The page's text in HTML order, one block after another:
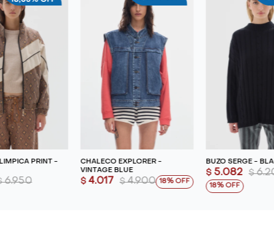
PRINT -
6.950
CHALECO EXPLORER -
VINTAGE BLUE
$ 4.017 $ 4.900 18
BUZO SERGE -
$ 5.082 $
18